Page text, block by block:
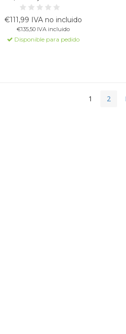
con 4 salidas (500 mA por
canal). Compatible con
escenas, secuencias y lógica
de tiempo. Manejo por KNX.
€111,99 IVA no incluido
€135,50 IVA incluido
Disponible para pedido
1 2